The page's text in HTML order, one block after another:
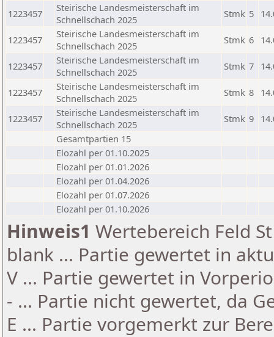
1223457
Steirische Landesmeisterschaft im
Schnellschach 2025
Stmk 5
1223457
Steirische Landesmeisterschaft im
Schnellschach 2025
Stmk 6
1223457
Steirische Landesmeisterschaft im
Schnellschach 2025
Stmk 7
1223457
Steirische Landesmeisterschaft im
Schnellschach 2025
Stmk 8
1223457
Steirische Landesmeisterschaft im
Schnellschach 2025
Stmk 9
Gesamtpartien 15
Elozahl per 01.10.2025
Elozahl per 01.01.2026
Elozahl per 01.04.2026
Elozahl per 01.07.2026
Elozahl per 01.10.2026
Hinweis1 Wertebereich Feld
blank ... Partie gewertet in
V ... Partie gewertet in
- ... Partie nicht gewertet, da
E ... Partie vorgemerkt zur